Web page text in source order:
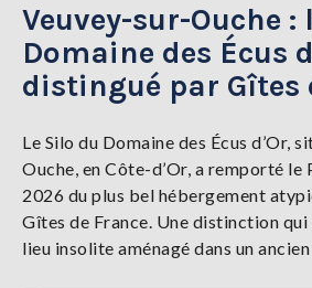
TENDANCES
SERVICES
LA
Se
connecter
Veuvey-sur-Ouche :
Domaine des Écus
distingué par Gîtes
Le Silo du Domaine des Écus d’Or,
Ouche, en Côte-d’Or, a remporté
2026 du plus bel hébergement
Gîtes de France. Une distinction qui
lieu insolite aménagé dans un